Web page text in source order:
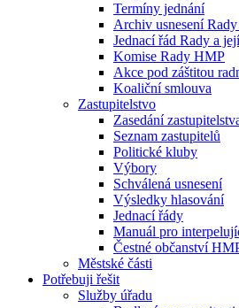
Termíny jednání
Archiv usnesení
Jednací řád Rady a
Komise Rady HMP
Akce pod záštitou
Koaliční smlouva
Zastupitelstvo
Zasedání
Seznam zastupitelů
Politické kluby
Výbory
Schválená usnesení
Výsledky hlasování
Jednací řády
Manuál pro
Čestné občanství
Městské části
Potřebuji řešit
Služby úřadu